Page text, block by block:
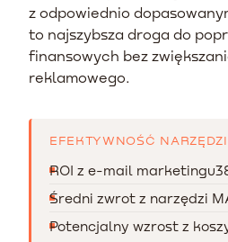
z odpowiednio
to najszybsza droga do
finansowych bez
reklamowego.
EFEKTYWNOŚĆ
ROI z e-mail marketingu
Średni zwrot z narzędzi
Potencjalny wzrost z